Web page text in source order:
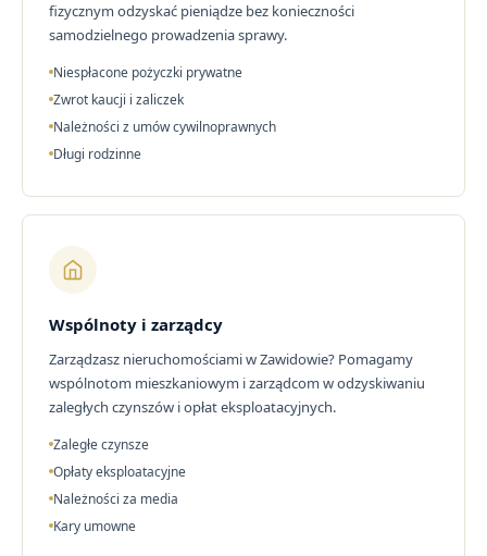
fizycznym odzyskać pieniądze bez konieczności
samodzielnego prowadzenia sprawy.
Niespłacone pożyczki prywatne
Zwrot kaucji i zaliczek
Należności z umów cywilnoprawnych
Długi rodzinne
Wspólnoty i zarządcy
Zarządzasz nieruchomościami w Zawidowie? Pomagamy
wspólnotom mieszkaniowym i zarządcom w odzyskiwaniu
zaległych czynszów i opłat eksploatacyjnych.
Zaległe czynsze
Opłaty eksploatacyjne
Należności za media
Kary umowne